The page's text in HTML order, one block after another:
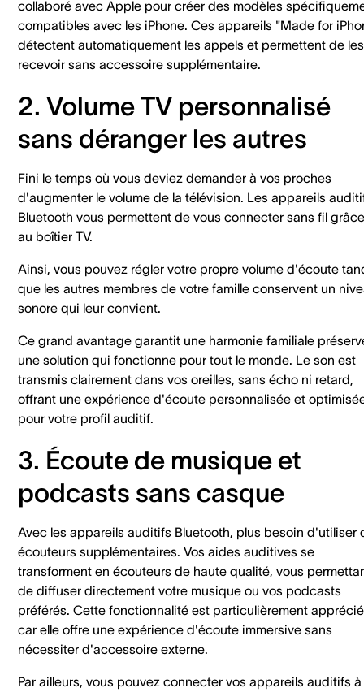
collaboré avec Apple pour créer des modèles
compatibles avec les iPhone. Ces appareils "Made for
détectent automatiquement les appels et permettent de les
recevoir sans accessoire supplémentaire.
2. Volume TV personnalisé
sans déranger les autres
Fini le temps où vous deviez demander à vos proches
d'augmenter le volume de la télévision. Les appareils
Bluetooth vous permettent de vous connecter sans fil grâce
au boîtier TV.
Ainsi, vous pouvez régler votre propre volume d'écoute
que les autres membres de votre famille conservent un
sonore qui leur convient.
Ce grand avantage garantit une harmonie familiale
une solution qui fonctionne pour tout le monde. Le son est
transmis clairement dans vos oreilles, sans écho ni retard,
offrant une expérience d'écoute personnalisée et
pour votre profil auditif.
3. Écoute de musique et
podcasts sans casque
Avec les appareils auditifs Bluetooth, plus besoin d'utiliser
écouteurs supplémentaires. Vos aides auditives se
transforment en écouteurs de haute qualité, vous
de diffuser directement votre musique ou vos podcasts
préférés. Cette fonctionnalité est particulièrement
car elle offre une expérience d'écoute immersive sans
nécessiter d'accessoire externe.
Par ailleurs, vous pouvez connecter vos appareils auditifs à